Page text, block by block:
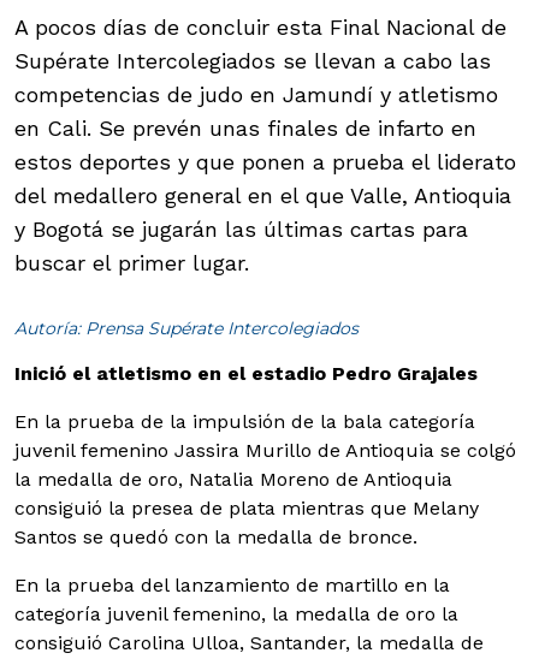
A pocos días de concluir esta Final Nacional de
Supérate Intercolegiados se llevan a cabo las
competencias de judo en Jamundí y atletismo
en Cali. Se prevén unas finales de infarto en
estos deportes y que ponen a prueba el liderato
del medallero general en el que Valle, Antioquia
y Bogotá se jugarán las últimas cartas para
buscar el primer lugar.
Autoría: Prensa Supérate Intercolegiados
Inició el atletismo en el estadio Pedro Grajales
En la prueba de la impulsión de la bala categoría
juvenil femenino Jassira Murillo de Antioquia se colgó
la medalla de oro, Natalia Moreno de Antioquia
consiguió la presea de plata mientras que Melany
Santos se quedó con la medalla de bronce.
En la prueba del lanzamiento de martillo en la
categoría juvenil femenino, la medalla de oro la
consiguió Carolina Ulloa, Santander, la medalla de